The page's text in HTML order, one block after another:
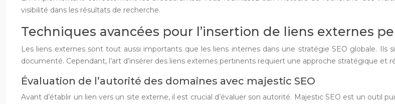
visibilité dans les résultats de recherche.
Techniques avancées pour l’insertion de liens externes
Les liens externes sont tout aussi importants que les liens internes dans une stratégie SEO globale.
documenté. Cependant, l’art d’insérer des liens externes pertinents requiert une approche stratégique et
Évaluation de l’autorité des domaines avec majestic SEO
Avant d’établir un lien vers un site externe, il est crucial d’évaluer son autorité. Majestic SEO est un outil